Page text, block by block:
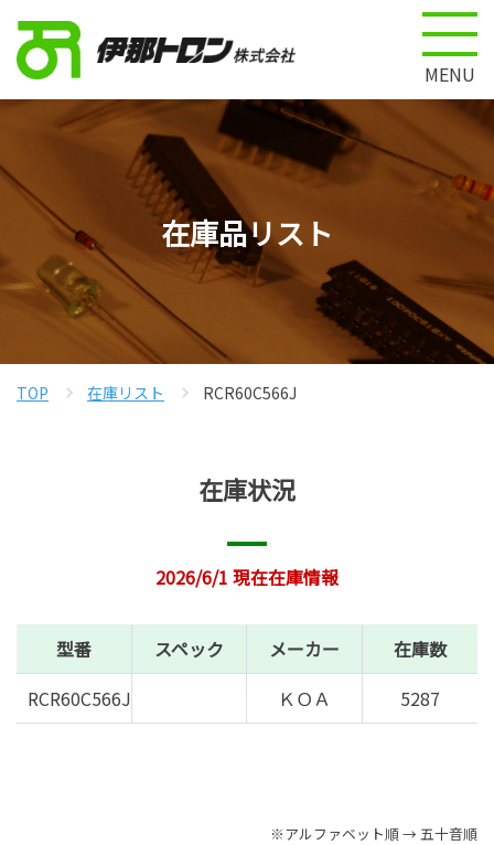
MENU
在庫品リスト
TOP 在庫リスト RCR60C566J
在庫状況
2026/6/1 現在在庫情報
型番 スペック メーカー
在庫数
RCR60C566J
ＫＯＡ 5287
※アルファベット順 → 五十音順